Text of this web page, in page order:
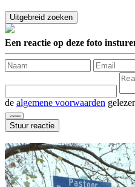
Een reactie op deze foto
de algemene voorwaarden